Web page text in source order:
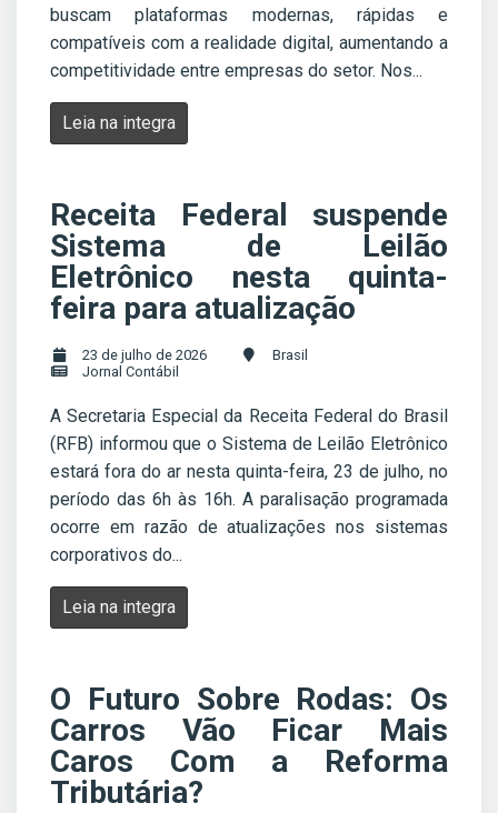
buscam plataformas modernas, rápidas e
compatíveis com a realidade digital, aumentando a
competitividade entre empresas do setor. Nos...
Leia na integra
Receita Federal suspende
Sistema de Leilão
Eletrônico nesta quinta-
feira para atualização
23 de julho de 2026
Brasil
Jornal Contábil
A Secretaria Especial da Receita Federal do Brasil
(RFB) informou que o Sistema de Leilão Eletrônico
estará fora do ar nesta quinta-feira, 23 de julho, no
período das 6h às 16h. A paralisação programada
ocorre em razão de atualizações nos sistemas
corporativos do...
Leia na integra
O Futuro Sobre Rodas: Os
Carros Vão Ficar Mais
Caros Com a Reforma
Tributária?